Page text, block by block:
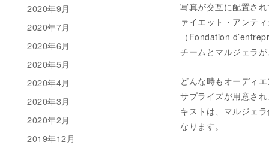
写真が交互に配置さ
ァイエット・アンテ
（Fondation
チームとマルジェラ
どんな時もオーディ
サプライズが用意さ
キストは、マルジェ
なります。
2020年9月
2020年7月
2020年6月
2020年5月
2020年4月
2020年3月
2020年2月
2019年12月